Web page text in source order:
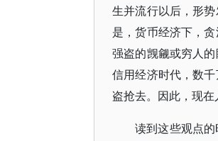
生并流行以后，形
是，货币经济下，
强盗的觊觎或穷人
信用经济时代，数
盗抢去。因此，现在
读到这些观点